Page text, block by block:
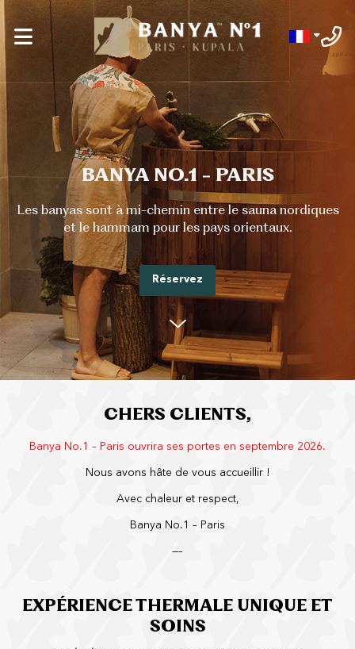
BANYA NO.1 - PARIS
Les banyas sont à mi-chemin entre le sauna nordiques
et le hammam pour les pays orientaux.
Réservez
CHERS CLIENTS,
Banya No.1 – Paris ouvrira ses portes en septembre 2026.
Nous avons hâte de vous accueillir !
Avec chaleur et respect,
Banya No.1 – Paris
—–
EXPÉRIENCE THERMALE UNIQUE ET
SOINS